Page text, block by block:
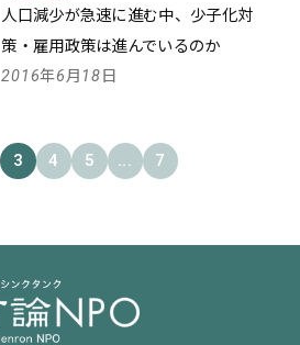
人口減少が急速に進む中、少子化対
策・雇用政策は進んでいるのか
2016年6月18日
3 4 5 ... 7